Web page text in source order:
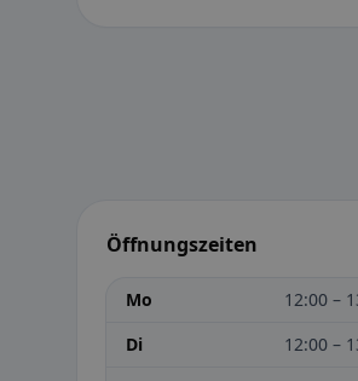
Öffnungszeiten
Mo
12:00 –
Di
12:00 –